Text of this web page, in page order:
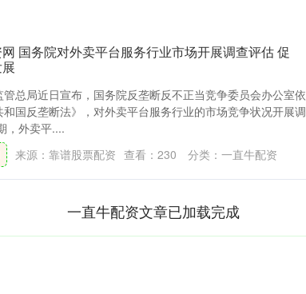
国务院对外卖平台服务行业市场开展调查评估 促
总局近日宣布，国务院反垄断反不正当竞争委员会办公室依
国反垄断法》，对外卖平台服务行业的市场竞争状况开展调
，外卖平....
来源：靠谱股票配资 查看： 230 分类： 一直牛配资
一直牛配资文章已加载完成